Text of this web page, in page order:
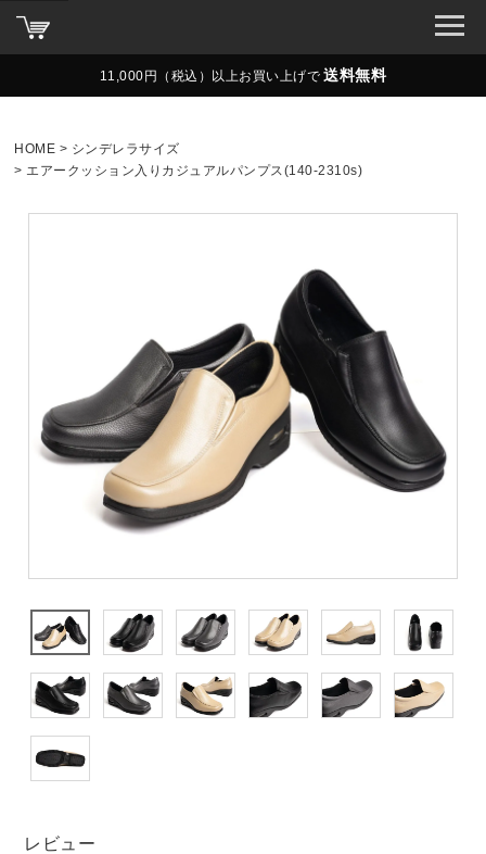
11,000円（税込）以上お買い上げで 送料無料
HOME
シンデレラサイズ
エアークッション入りカジュアルパンプス(140-2310s)
レビュー